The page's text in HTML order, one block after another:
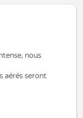
nous
aérés seront